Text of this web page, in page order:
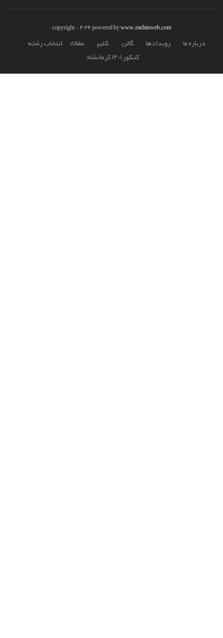
copyright © 2026 powered bywww.rashinweb.com
درباره ما رويدادها گالري کليپ مقالات انتخاب رشته
کنکور 1401 کرمانشاه